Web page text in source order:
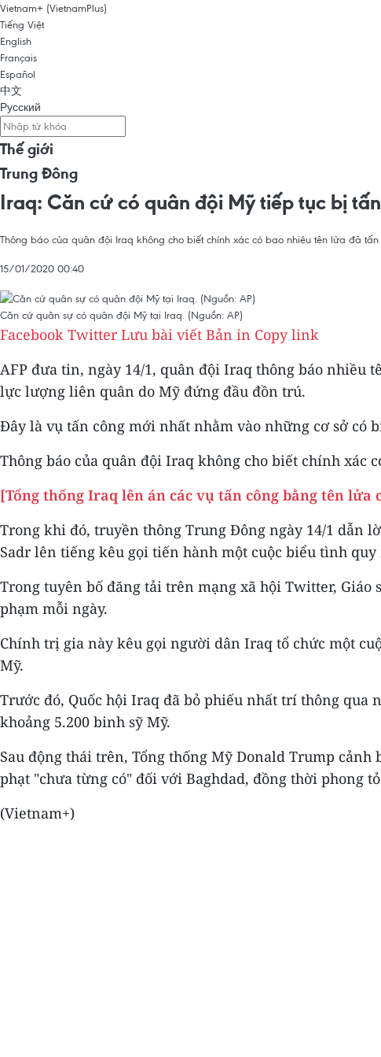
Vietnam+ (VietnamPlus)
Tiếng Việt
English
Français
Español
中文
Русский
Thế giới
Trung Đông
Iraq: Căn cứ có quân đội Mỹ tiếp tục bị
Thông báo của quân đội Iraq không cho biết chính xác có bao nhiêu tên lửa đã
15/01/2020 00:40
Căn cứ quân sự có quân đội Mỹ tại Iraq. (Nguồn: AP)
Facebook Twitter Lưu bài viết Bản in Copy link
AFP đưa tin, ngày 14/1, quân đội Iraq thông báo nhiều
lực lượng liên quân do Mỹ đứng đầu đồn trú.
Đây là vụ tấn công mới nhất nhằm vào những cơ sở có
Thông báo của quân đội Iraq không cho biết chính xác
[Tổng thống Iraq lên án các vụ tấn công bằng tên lửa
Trong khi đó, truyền thông Trung Đông ngày 14/1 dẫn
Sadr lên tiếng kêu gọi tiến hành một cuộc biểu tình
Trong tuyên bố đăng tải trên mạng xã hội Twitter,
phạm mỗi ngày.
Chính trị gia này kêu gọi người dân Iraq tổ chức một
Mỹ.
Trước đó, Quốc hội Iraq đã bỏ phiếu nhất trí thông qua
khoảng 5.200 binh sỹ Mỹ.
Sau động thái trên, Tổng thống Mỹ Donald Trump
phạt "chưa từng có" đối với Baghdad, đồng thời phong
(Vietnam+)